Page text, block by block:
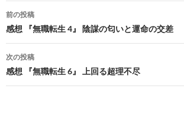
投
稿
ナ
ビ
前の投稿
感想 『無職転生 4』 陰謀の匂いと運命の交差
次の投稿
感想 『無職転生 6』 上回る超理不尽